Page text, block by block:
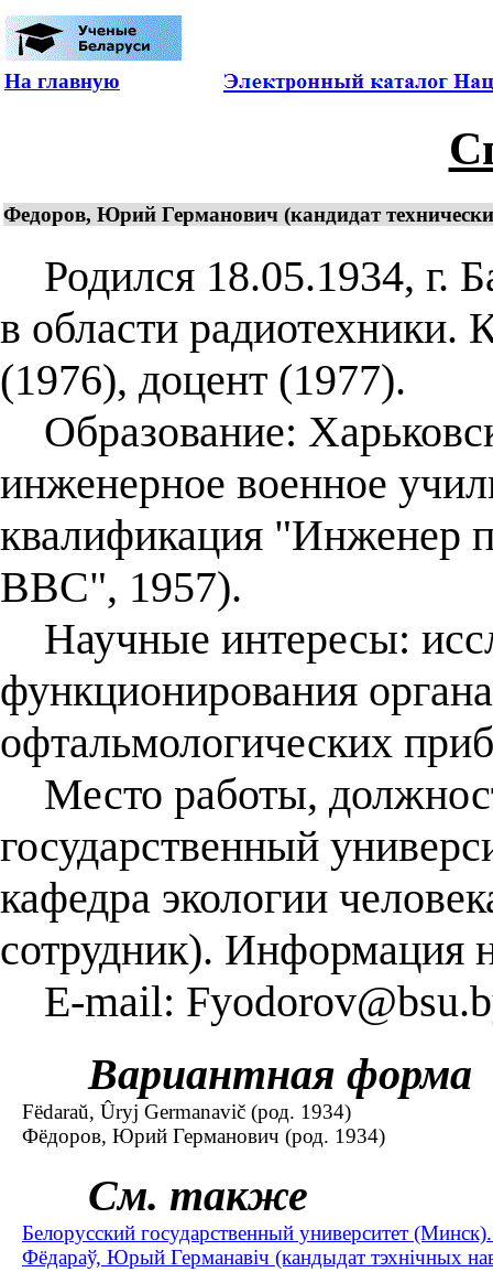
На главную
Федоров, Юрий Германович (кандидат
Родился 18.05.1934, г.
в области радиотехники.
(1976), доцент (1977).
Образование:
инженерное военное
квалификация "Инженер
ВВС", 1957).
Научные интересы:
функционирования
офтальмологических
Место работы,
государственный
кафедра экологии
сотрудник). Информация
E-mail:
Вариантная форма
Fëdaraŭ, Ûryj Germanavič (род. 1934)
Фёдоров, Юрий Германович (род. 1934)
См. также
Белорусский государственный университет
Фёдараў, Юрый Германавіч (кандыдат тэхнічных